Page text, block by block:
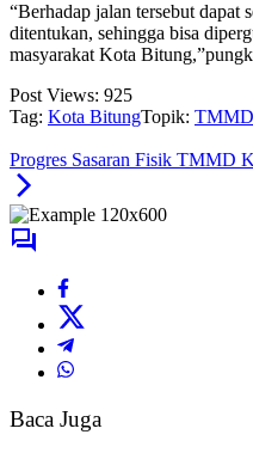
“Berhadap jalan tersebut dapat
ditentukan, sehingga bisa
masyarakat Kota
Post Views: 925
Tag: Kota BitungTopik: TMMD
Progres Sasaran Fisik TMMD
Baca Juga